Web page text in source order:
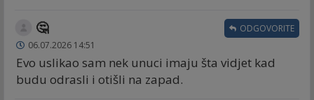
🤔
06.07.2026 14:51
Evo uslikao sam nek unuci imaju šta vidjet kad
budu odrasli i otišli na zapad.
ODGOVORITE